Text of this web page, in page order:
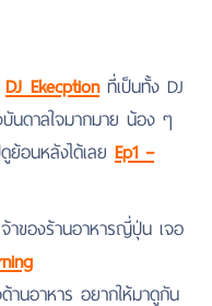
DJ Ekecptionที่เป็นทั้ง DJ
นดาลใจมากมาย น้อง ๆ
ย้อนหลังได้เลย Ep1 –
าของร้านอาหารญี่ปุ่น เจอ
นอาหาร อยากให้มาดูกัน